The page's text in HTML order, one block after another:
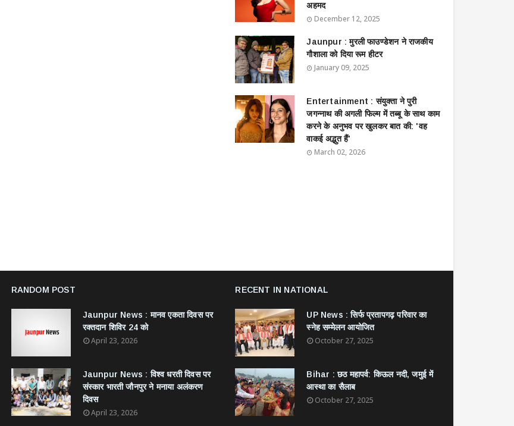
अहमद
December 12, 2025
Jaunpur : ​मुरली फाउण्डेशन ने राजकीय
गौशाला को दिया रूम हीटर
January 09, 2025
Entertainment : ​संयुक्ता ने पुरी
जगन्नाथ की अगली फिल्म में तब्बू के साथ काम
करने के अनुभव पर खुलकर बात की: 'वह
वाकई अद्भुत हैं'
March 02, 2026
RANDOM POST
Jaunpur News : ​मानव एकता दिवस पर
रक्तदान शिविर 24 को
April 23, 2026
Jaunpur News : विश्व धरती दिवस पर
संस्कार भारती जौनपुर ने मनाया अलंकरण
दिवस
April 23, 2026
RECENT IN NATIONAL
UP News : सिर्फ प्रतापगढ़ परिवार का
स्नेह सम्मेलन आयोजित
October 27, 2025
Bihar : छठ महापर्व: किऊल नदी, जमुई में
आस्था का सैलाब
October 27, 2025